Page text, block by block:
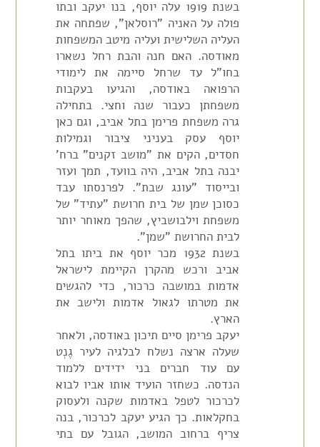
בשנת 1919 עלה יוסף, בנו יעקב ובתו
פולה על האניה "רוסלאן", שפתחה את
העליה השלישית ועליה מיטב המשפחות
מאודסה. האם חנה והבת רחל נשארו
בחו"ל עד שרחל סיימה את לימודי
הרפואה באודסה, והגיעו בעקבות
משפחתן כעבור שנה וחצי. בתחילה
גרה משפחת פרימן בתל אביב, וגם כאן
יוסף עסק בעניני ציבור וגמילות
חסדים, הקים את "מושב זקנים" ברח'
יבנה בתל אביב, היה בוועד, תמך ועזר
ובייסוד "עונג שבת". לפרנסתו עבד
כסוכן שמן של בית חרושת "עתיד" של
משפחת וילבושביץ, שהפך מאוחר יותר
לבית החרושת "שמן".
בשנת 1932 מכר יוסף את ביתו בתל
אביב ורכש מהקרן הקיימת לישראל
אדמות במושבה כרכור, כדי להגשים
את מטרתו לגאול אדמות ולישב את
הארץ.
יעקב פרימן סיים תיכון באודסה, ולאחר
שעלה ארצה נשלח לבלגיה לעיר גֶנְט
עם עוד חברים בני ידידים ללמוד
הנדסה. כשחזר הועיד אותו אביו לבוא
לכרכור לטפל באדמות שקנה ולעסוק
בחקלאות. כך הגיע יעקב לכרכור, בנה
צריף ברחוב המושב, הגובל עם בתי